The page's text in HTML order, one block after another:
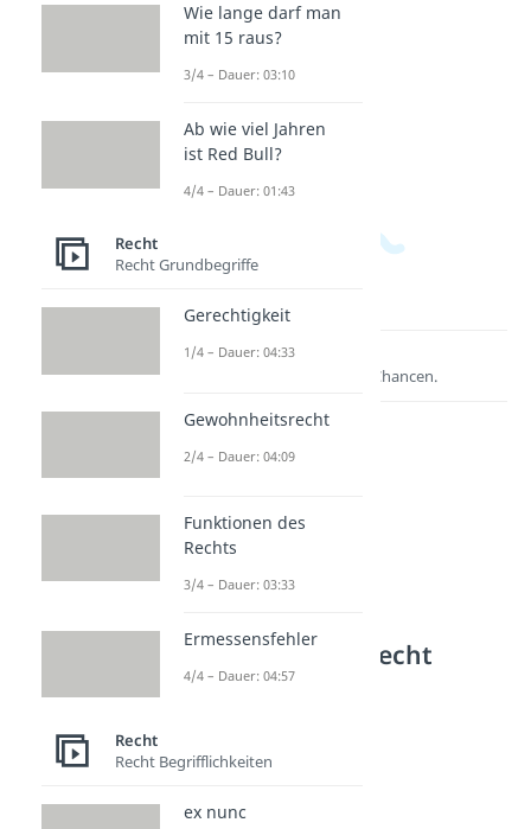
Lernen lohnt sich!
Entdecke hier deine Chancen.
Weitere Inhalte: Recht
Rechtliche Prinzipien
Dauer: 04:36
Schadensersatz
Garantenstellung
Wie lange darf man
mit 15 raus?
3/4 – Dauer: 03:10
Ab wie viel Jahren
ist Red Bull?
4/4 – Dauer: 01:43
Recht
Recht Grundbegriffe
Gerechtigkeit
1/4 – Dauer: 04:33
Gewohnheitsrecht
2/4 – Dauer: 04:09
Funktionen des
Rechts
3/4 – Dauer: 03:33
Ermessensfehler
4/4 – Dauer: 04:57
Recht
Recht Begrifflichkeiten
ex nunc